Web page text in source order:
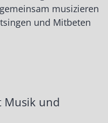
musizieren
und Mitbeten
Musik und